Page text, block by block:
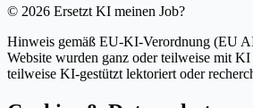
© 2026 Ersetzt KI meinen Job?
Hinweis gemäß EU-KI-Verordnung (EU
Website wurden ganz oder teilweise mit
teilweise KI-gestützt lektoriert oder